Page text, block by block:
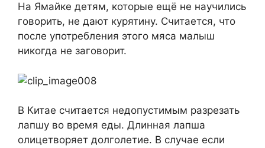
На Ямайке детям, которые ещё не научились
говорить, не дают курятину. Считается, что
после употребления этого мяса малыш
никогда не заговорит.
В Китае считается недопустимым разрезать
лапшу во время еды. Длинная лапша
олицетворяет долголетие. В случае если